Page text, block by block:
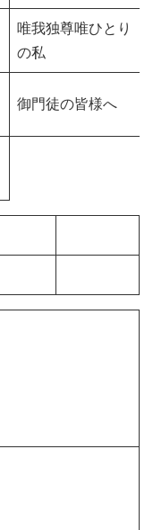
唯我独尊唯ひとり
の私
御門徒の皆様へ